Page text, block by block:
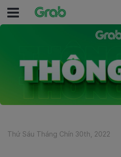
Thứ Sáu Tháng Chín 30th, 2022